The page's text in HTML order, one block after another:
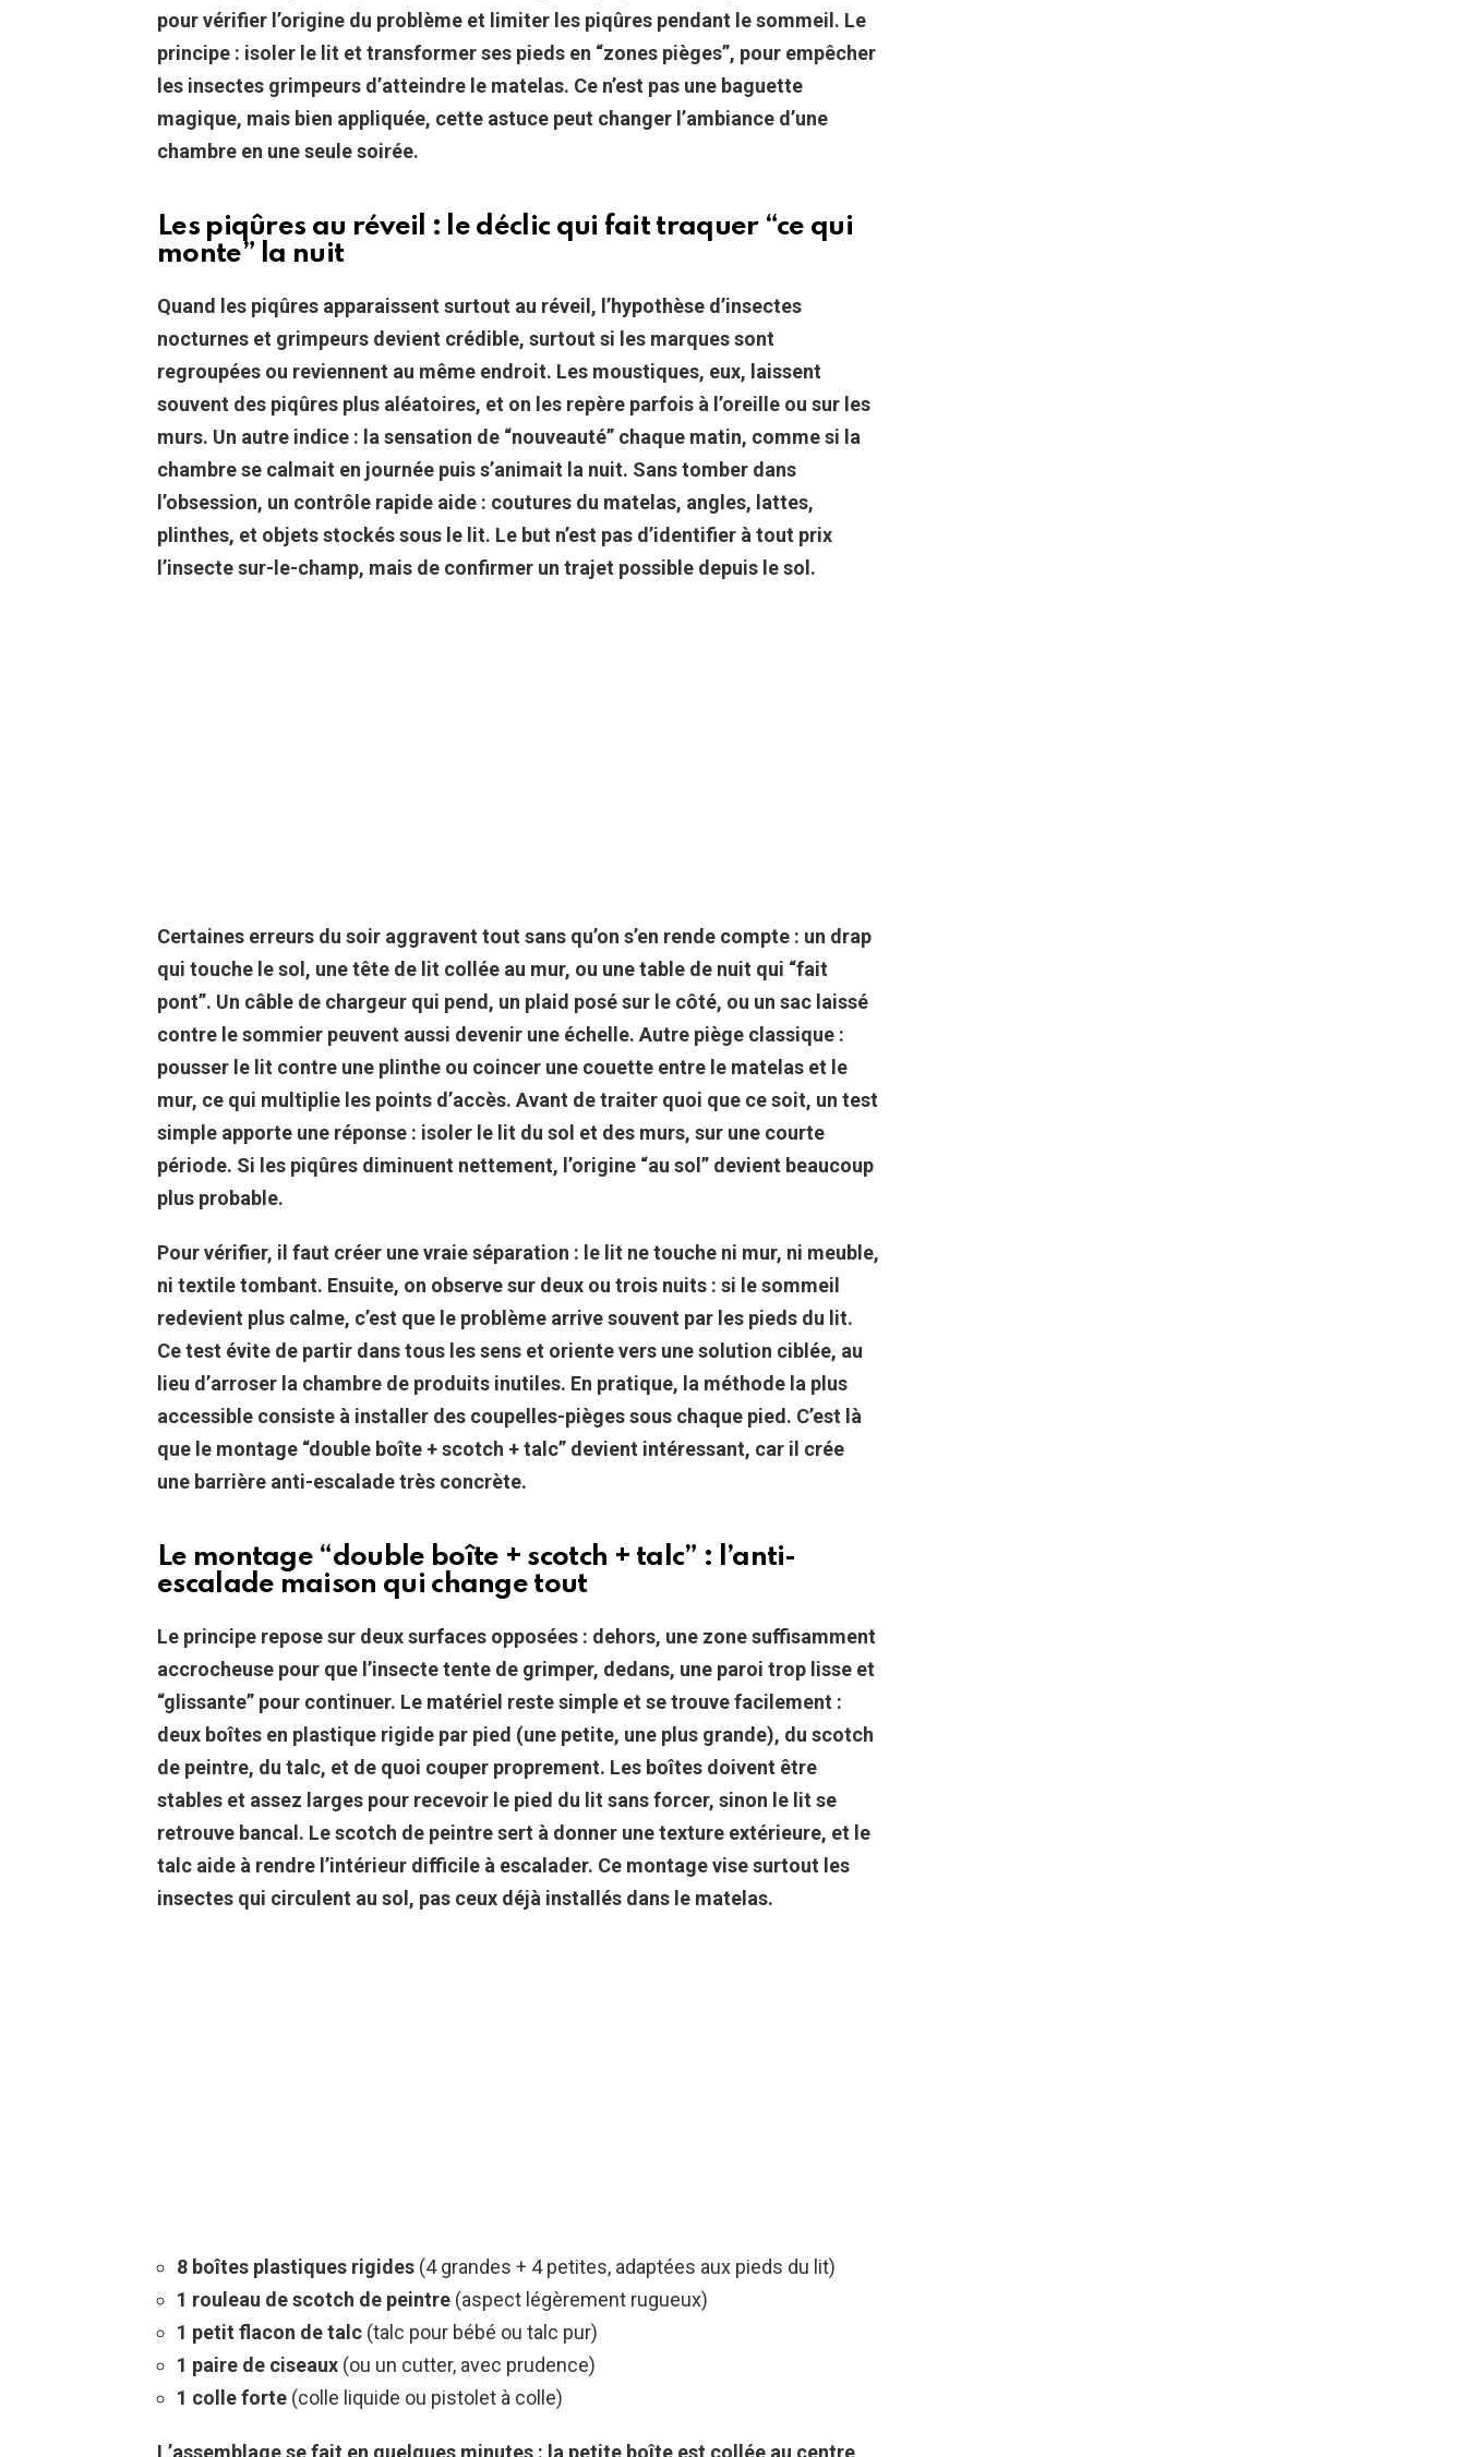
pour vérifier l’origine du problème et limiter les piqûres pendant le sommeil. Le
principe : isoler le lit et transformer ses pieds en “zones pièges”, pour empêcher
les insectes grimpeurs d’atteindre le matelas. Ce n’est pas une baguette
magique, mais bien appliquée, cette astuce peut changer l’ambiance d’une
chambre en une seule soirée.
Les piqûres au réveil : le déclic qui fait traquer “ce qui
monte” la nuit
Quand les piqûres apparaissent surtout au réveil, l’hypothèse d’insectes
nocturnes et grimpeurs devient crédible, surtout si les marques sont
regroupées ou reviennent au même endroit. Les moustiques, eux, laissent
souvent des piqûres plus aléatoires, et on les repère parfois à l’oreille ou sur les
murs. Un autre indice : la sensation de “nouveauté” chaque matin, comme si la
chambre se calmait en journée puis s’animait la nuit. Sans tomber dans
l’obsession, un contrôle rapide aide : coutures du matelas, angles, lattes,
plinthes, et objets stockés sous le lit. Le but n’est pas d’identifier à tout prix
l’insecte sur-le-champ, mais de confirmer un trajet possible depuis le sol.
Certaines erreurs du soir aggravent tout sans qu’on s’en rende compte : un drap
qui touche le sol, une tête de lit collée au mur, ou une table de nuit qui “fait
pont”. Un câble de chargeur qui pend, un plaid posé sur le côté, ou un sac laissé
contre le sommier peuvent aussi devenir une échelle. Autre piège classique :
pousser le lit contre une plinthe ou coincer une couette entre le matelas et le
mur, ce qui multiplie les points d’accès. Avant de traiter quoi que ce soit, un test
simple apporte une réponse : isoler le lit du sol et des murs, sur une courte
période. Si les piqûres diminuent nettement, l’origine “au sol” devient beaucoup
plus probable.
Pour vérifier, il faut créer une vraie séparation : le lit ne touche ni mur, ni meuble,
ni textile tombant. Ensuite, on observe sur deux ou trois nuits : si le sommeil
redevient plus calme, c’est que le problème arrive souvent par les pieds du lit.
Ce test évite de partir dans tous les sens et oriente vers une solution ciblée, au
lieu d’arroser la chambre de produits inutiles. En pratique, la méthode la plus
accessible consiste à installer des coupelles-pièges sous chaque pied. C’est là
que le montage “double boîte + scotch + talc” devient intéressant, car il crée
une barrière anti-escalade très concrète.
Le montage “double boîte + scotch + talc” : l’anti-
escalade maison qui change tout
Le principe repose sur deux surfaces opposées : dehors, une zone suffisamment
accrocheuse pour que l’insecte tente de grimper, dedans, une paroi trop lisse et
“glissante” pour continuer. Le matériel reste simple et se trouve facilement :
deux boîtes en plastique rigide par pied (une petite, une plus grande), du scotch
de peintre, du talc, et de quoi couper proprement. Les boîtes doivent être
stables et assez larges pour recevoir le pied du lit sans forcer, sinon le lit se
retrouve bancal. Le scotch de peintre sert à donner une texture extérieure, et le
talc aide à rendre l’intérieur difficile à escalader. Ce montage vise surtout les
insectes qui circulent au sol, pas ceux déjà installés dans le matelas.
8 boîtes plastiques rigides (4 grandes + 4 petites, adaptées aux pieds du lit)
1 rouleau de scotch de peintre (aspect légèrement rugueux)
1 petit flacon de talc (talc pour bébé ou talc pur)
1 paire de ciseaux (ou un cutter, avec prudence)
1 colle forte (colle liquide ou pistolet à colle)
L’assemblage se fait en quelques minutes : la petite boîte est collée au centre